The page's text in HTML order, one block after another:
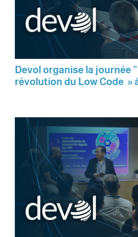
Devol organise la journée
révolution du Low Code »